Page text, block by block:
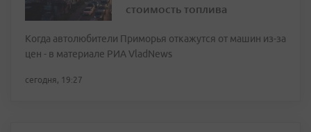
стоимость топлива
Когда автолюбители Приморья откажутся от машин из-за
цен - в материале РИА VladNews
сегодня, 19:27